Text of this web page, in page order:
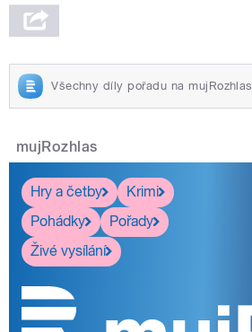
Všechny díly pořadu na mujRozhlas
mujRozhlas
Hry a četby
Krimi
Pohádky
Pořady
Živé vysílání